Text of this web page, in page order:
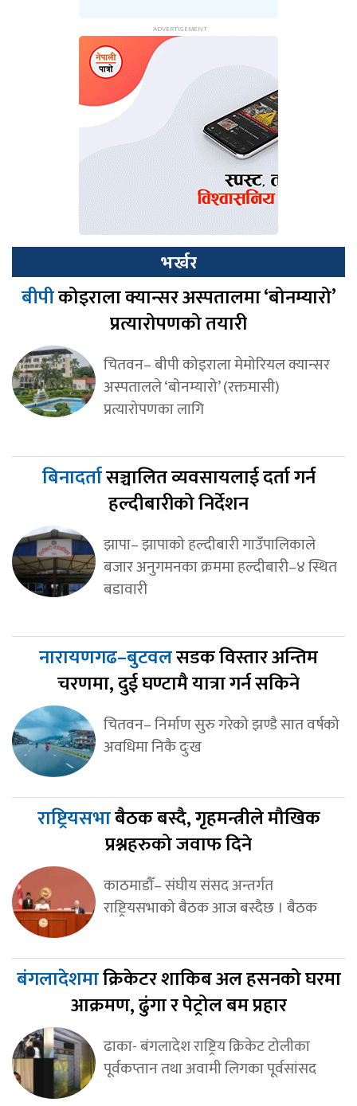
भर्खर
बीपीकोइराला क्यान्सर अस्पतालमा ‘बोनम्यारो’
प्रत्यारोपणको तयारी
चितवन– बीपी कोइराला मेमोरियल क्यान्सर
अस्पतालले ‘बोनम्यारो’ (रक्तमासी)
प्रत्यारोपणका लागि
बिनादर्तासञ्चालित व्यवसायलाई दर्ता गर्न
हल्दीबारीको निर्देशन
झापा– झापाको हल्दीबारी गाउँपालिकाले
बजार अनुगमनका क्रममा हल्दीबारी–४ स्थित
बडावारी
नारायणगढ–बुटवलसडक विस्तार अन्तिम
चरणमा, दुई घण्टामै यात्रा गर्न सकिने
चितवन– निर्माण सुरु गरेको झण्डै सात वर्षको
अवधिमा निकै दुःख
राष्ट्रियसभाबैठक बस्दै, गृहमन्त्रीले मौखिक
प्रश्नहरुको जवाफ दिने
काठमाडौँ– संघीय संसद अन्तर्गत
राष्ट्रियसभाको बैठक आज बस्दैछ । बैठक
बंगलादेशमाक्रिकेटर शाकिब अल हसनको घरमा
आक्रमण, ढुंगा र पेट्रोल बम प्रहार
ढाका- बंगलादेश राष्ट्रिय क्रिकेट टोलीका
पूर्वकप्तान तथा अवामी लिगका पूर्वसांसद